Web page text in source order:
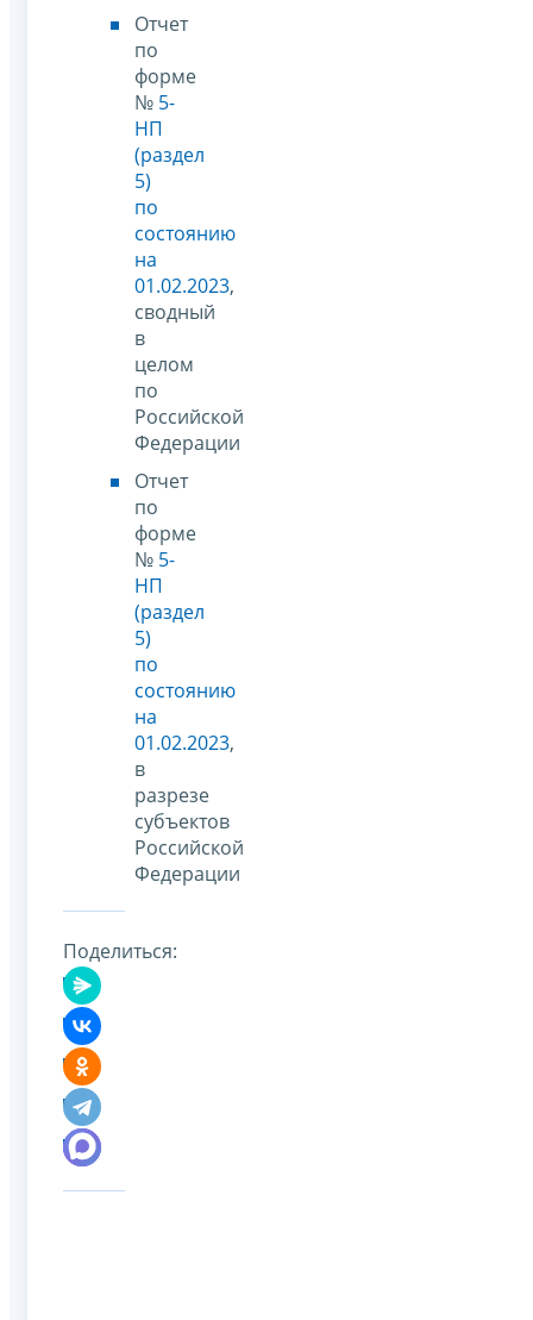
Отчет
по
форме
№ 5-
НП
(раздел
5)
по
состоянию
на
01.02.2023,
сводный
в
целом
по
Российской
Федерации
Отчет
по
форме
№ 5-
НП
(раздел
5)
по
состоянию
на
01.02.2023,
в
разрезе
субъектов
Российской
Федерации
Поделиться: